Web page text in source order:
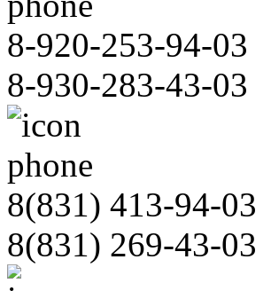
8-920-253-94-03
8-930-283-43-03
8(831) 413-94-03
8(831) 269-43-03